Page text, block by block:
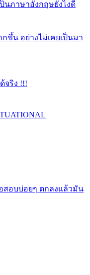
นภาษาอังกฤษยังไงดี
ขึ้น อย่างไม่เคยเป็นมา
จริง !!!
อสอบบ่อยๆ ตกลงแล้วมัน